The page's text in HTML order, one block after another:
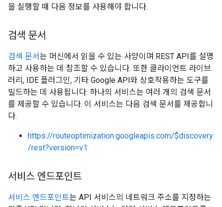
을 실행할 때 다음 정보를 사용해야 합니다.
검색 문서
검색 문서는 머신에서 읽을 수 있는 사양이며 REST API를 설명
하고 사용하는 데 참조할 수 있습니다. 또한 클라이언트 라이브
러리, IDE 플러그인, 기타 Google API와 상호작용하는 도구를
빌드하는 데 사용됩니다. 하나의 서비스는 여러 개의 검색 문서
를 제공할 수 있습니다. 이 서비스는 다음 검색 문서를 제공합니
다.
https://routeoptimization.googleapis.com/$discovery
/rest?version=v1
서비스 엔드포인트
서비스 엔드포인트는 API 서비스의 네트워크 주소를 지정하는